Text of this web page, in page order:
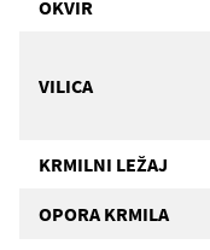
OKVIR
VILICA
KRMILNI LEŽAJ
OPORA KRMILA